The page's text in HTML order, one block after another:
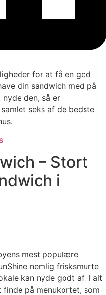
for at få en god
din sandwich med på
den, så er
seks af de bedste
– Stort
i
mest populære
nemlig frisksmurte
kan nyde godt af. I alt
finde på menukortet, som